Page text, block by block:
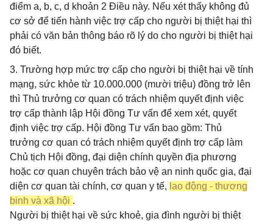
điểm a, b, c, d khoản 2 Điều này. Nếu xét thấy không đủ
cơ sở để tiến hành việc trợ cấp cho người bị thiệt hại thì
phải có văn bản thông báo rõ lý do cho người bị thiệt hại
đó biết.
3. Trường hợp mức trợ cấp cho người bị thiệt hại về tính
mạng, sức khỏe từ 10.000.000 (mười triệu) đồng trở lên
thì Thủ trưởng cơ quan có trách nhiệm quyết định việc
trợ cấp thành lập Hội đồng Tư vấn để xem xét, quyết
định việc trợ cấp. Hội đồng Tư vấn bao gồm: Thủ
trưởng cơ quan có trách nhiệm quyết định trợ cấp làm
Chủ tịch Hội đồng, đại diện chính quyền địa phương
hoặc cơ quan chuyên trách bảo vệ an ninh quốc gia, đại
diện cơ quan tài chính, cơ quan y tế, lao động - thương
binh và xã hội .
Người bị thiệt hại về sức khoẻ, gia đình người bị thiệt